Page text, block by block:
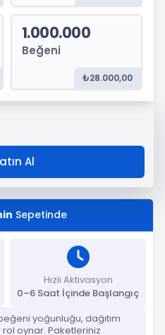
1.000.000
Beğeni
₺28.000,00
Al
Sepetinde
Hızlı Aktivasyon
0–6 Saat İçinde Başlangıç
yoğunluğu, dağıtım
rol oynar. Paketleriniz